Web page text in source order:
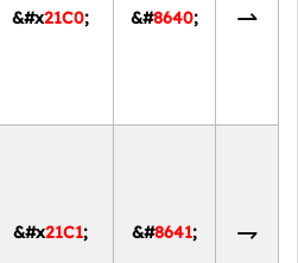
⇀
&#8640;
&#x21C0;
⇁
&#8641;
&#x21C1;